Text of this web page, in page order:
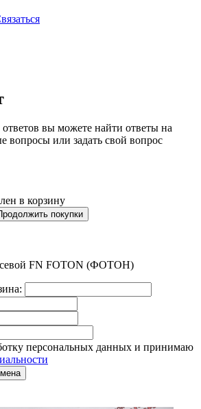
вы можете найти ответы на
вопросы или задать свой вопрос
в корзину
покупки
FN FOTON (ФОТОН)
персональных данных и принимаю